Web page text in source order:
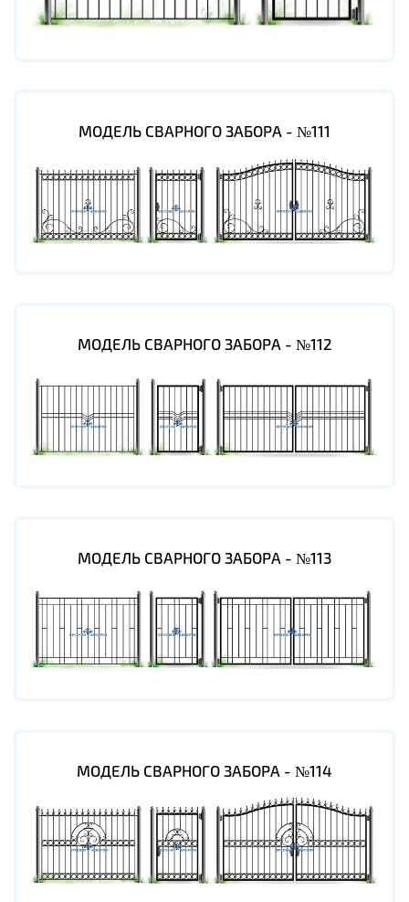
МОДЕЛЬ СВАРНОГО ЗАБОРА - №111
МОДЕЛЬ СВАРНОГО ЗАБОРА - №112
МОДЕЛЬ СВАРНОГО ЗАБОРА - №113
МОДЕЛЬ СВАРНОГО ЗАБОРА - №114